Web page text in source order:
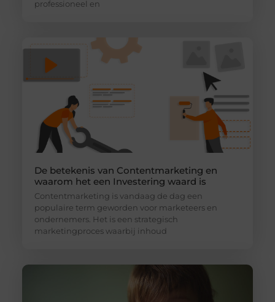
professioneel en
De betekenis van Contentmarketing en
waarom het een Investering waard is
Contentmarketing is vandaag de dag een
populaire term geworden voor marketeers en
ondernemers. Het is een strategisch
marketingproces waarbij inhoud